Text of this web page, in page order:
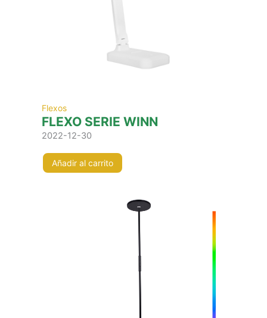
Flexos
FLEXO SERIE WINN
2022-12-30
Añadir al carrito